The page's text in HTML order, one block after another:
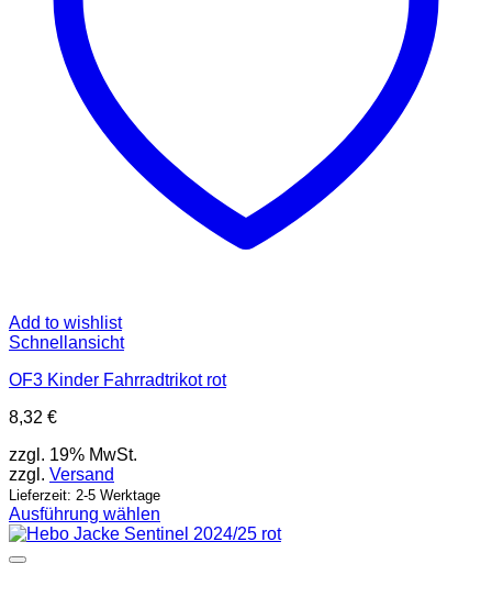
Produktseite
gewählt
werden
Add to wishlist
Schnellansicht
OF3 Kinder Fahrradtrikot rot
8,32 €
zzgl. 19% MwSt.
zzgl. Versand
Lieferzeit: 2-5 Werktage
Ausführung wählen
Dieses
Produkt